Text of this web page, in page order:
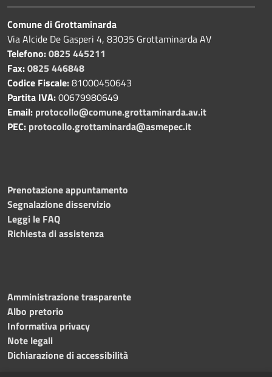
Comune di Grottaminarda
Via Alcide De Gasperi 4, 83035 Grottaminarda AV
Telefono:0825 445211
Fax:0825 446848
Codice Fiscale:81000450643
Partita IVA:00679980649
Email: protocollo@comune.grottaminarda.av.it
PEC: protocollo.grottaminarda@asmepec.it
Prenotazione appuntamento
Segnalazione disservizio
Leggi le FAQ
Richiesta di assistenza
Amministrazione trasparente
Albo pretorio
Informativa privacy
Note legali
Dichiarazione di accessibilità